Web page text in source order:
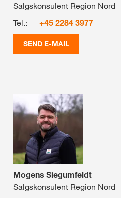
Salgskonsulent Region Nord
Tel.:
+45 2284 3977
SEND E-MAIL
Mogens Siegumfeldt
Salgskonsulent Region Nord